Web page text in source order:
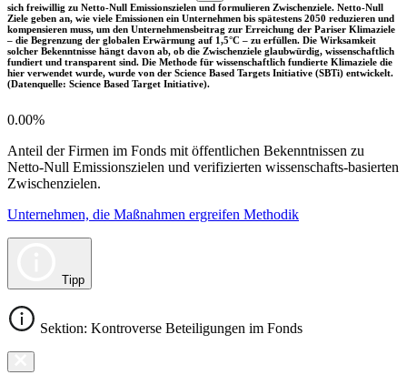
sich freiwillig zu Netto-Null Emissionszielen und formulieren Zwischenziele. Netto-Null
Ziele geben an, wie viele Emissionen ein Unternehmen bis spätestens 2050 reduzieren und
kompensieren muss, um den Unternehmensbeitrag zur Erreichung der Pariser Klimaziele
– die Begrenzung der globalen Erwärmung auf 1,5°C – zu erfüllen. Die Wirksamkeit
solcher Bekenntnisse hängt davon ab, ob die Zwischenziele glaubwürdig, wissenschaftlich
fundiert und transparent sind. Die Methode für wissenschaftlich fundierte Klimaziele die
hier verwendet wurde, wurde von der Science Based Targets Initiative (SBTi) entwickelt.
(Datenquelle: Science Based Target Initiative).
0.00%
Anteil der Firmen im Fonds mit öffentlichen Bekenntnissen zu
Netto-Null Emissionszielen und verifizierten wissenschafts-basierten
Zwischenzielen.
Unternehmen, die Maßnahmen ergreifen Methodik
Tipp
Sektion: Kontroverse Beteiligungen im Fonds